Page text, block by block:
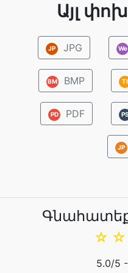
Այլ
JP JPG We
BM BMP TI
PD PDF PS
JP
Գնահատեք
☆
☆
5.0/5 -